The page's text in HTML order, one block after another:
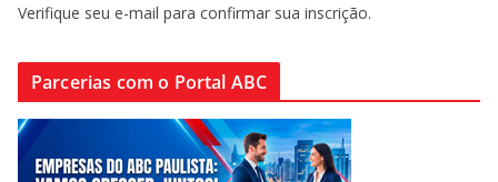
Verifique seu e-mail para confirmar sua inscrição.
Parcerias com o Portal ABC